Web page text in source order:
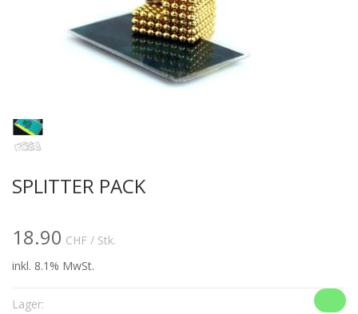
SPLITTER PACK
18.90 CHF / Stk.
inkl. 8.1% MwSt.
Lager: